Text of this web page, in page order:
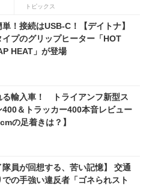
定！ シリーズ最高58馬力＆
14kgもの軽量化!? 完全に
「旧CB400SF」を超えた!?
【Honda2026新車ニュース】
トピックス
！接続はUSB-C！【デイトナ】
イプのグリップヒーター「HOT
HEAT」が登場
る輸入車！ トライアンフ新型ス
400＆トラッカー400本音レビュー
の足着きは？】
隊員が回想する、苦い記憶】 交通
の手強い違反者「ゴネられスト